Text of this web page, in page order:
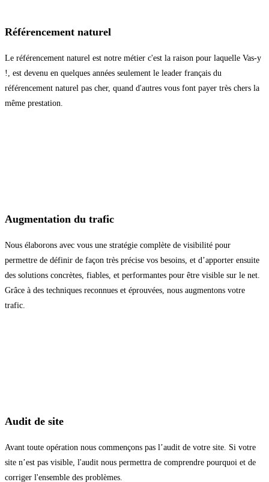
Référencement naturel
Le référencement naturel est notre métier c'est la raison pour laquelle Vas-y
!, est devenu en quelques années seulement le leader français du
référencement naturel pas cher, quand d'autres vous font payer très chers la
même prestation.
Augmentation du trafic
Nous élaborons avec vous une stratégie complète de visibilité pour
permettre de définir de façon très précise vos besoins, et d’apporter ensuite
des solutions concrètes, fiables, et performantes pour être visible sur le net.
Grâce à des techniques reconnues et éprouvées, nous augmentons votre
trafic.
Audit de site
Avant toute opération nous commençons pas l’audit de votre site. Si votre
site n’est pas visible, l'audit nous permettra de comprendre pourquoi et de
corriger l'ensemble des problèmes.